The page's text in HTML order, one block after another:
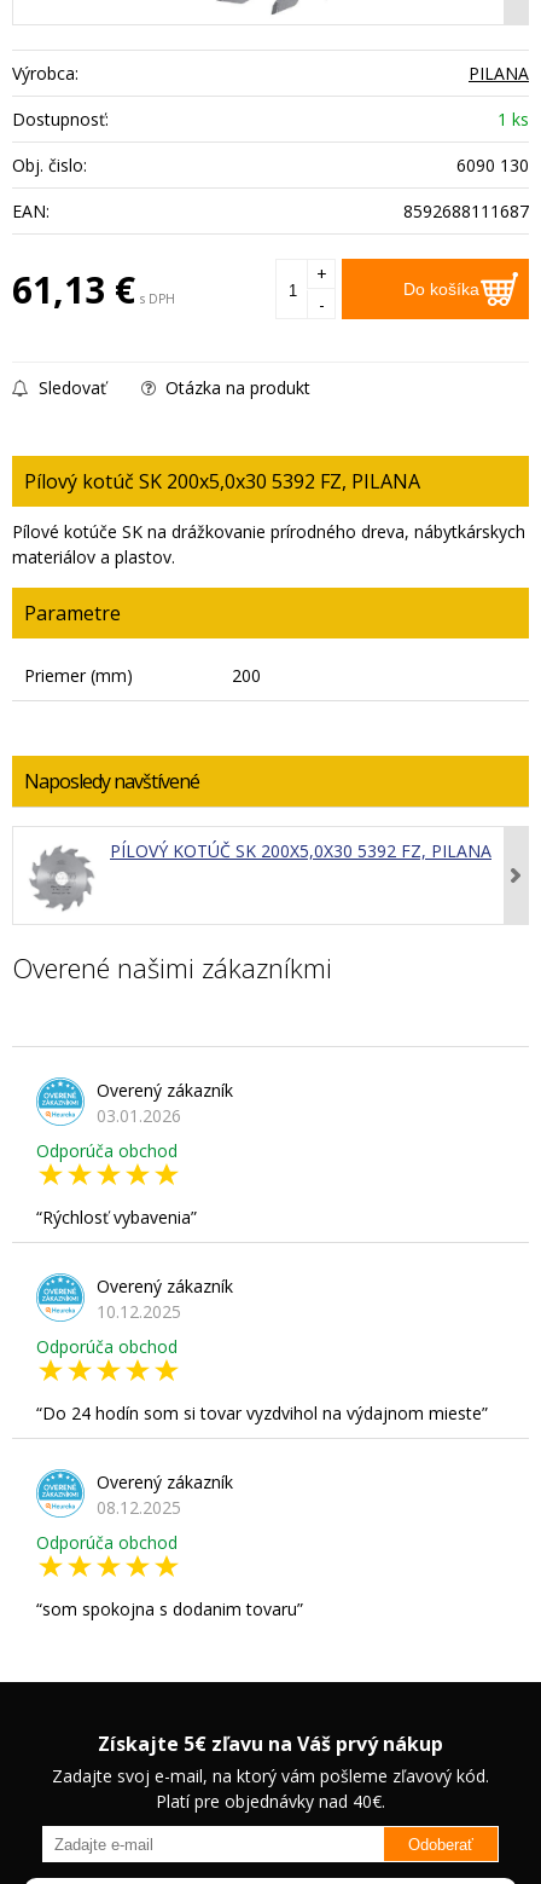
Výrobca:
PILANA
Dostupnosť:
1 ks
Obj. čislo:
6090 130
EAN:
8592688111687
61,13 € s DPH Do košíka
+
-
Sledovať Otázka na produkt
Pílový kotúč SK 200x5,0x30 5392 FZ, PILANA
Pílové kotúče SK na drážkovanie prírodného dreva, nábytkárskych
materiálov a plastov.
Parametre
Priemer (mm) 200
Naposledy navštívené
PÍLOVÝ KOTÚČ SK 200X5,0X30 5392 FZ, PILANA
Overené našimi zákazníkmi
Overený zákazník
03.01.2026
Odporúča obchod
Rýchlosť vybavenia
Overený zákazník
10.12.2025
Odporúča obchod
Do 24 hodín som si tovar vyzdvihol na výdajnom mieste
Overený zákazník
08.12.2025
Odporúča obchod
som spokojna s dodanim tovaru
Získajte 5€ zľavu na Váš prvý nákup
Zadajte svoj e-mail, na ktorý vám pošleme zľavový kód.
Platí pre objednávky nad 40€.
Odoberať